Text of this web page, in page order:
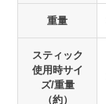
重量
スティック
使用時サイ
ズ/重量
（約）